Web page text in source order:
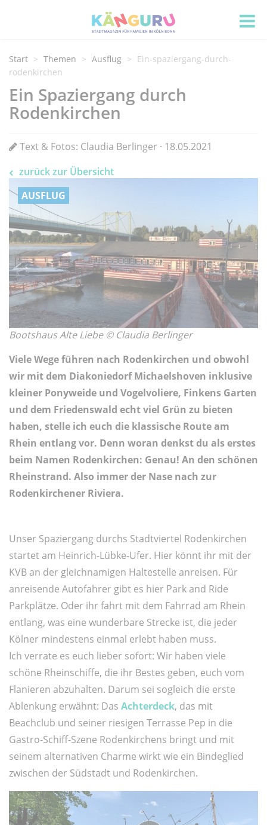
Start Themen Ausflug
Ein-spaziergang-durch-
rodenkirchen
Ein Spaziergang durch
Rodenkirchen
Text & Fotos: Claudia Berlinger · 18.05.2021
zurück zur Übersicht
AUSFLUG
Bootshaus Alte Liebe © Claudia Berlinger
Viele Wege führen nach Rodenkirchen und obwohl
wir mit dem Diakoniedorf Michaelshoven inklusive
kleiner Ponyweide und Vogelvoliere, Finkens Garten
und dem Friedenswald echt viel Grün zu bieten
haben, stelle ich euch die klassische Route am
Rhein entlang vor. Denn woran denkst du als erstes
beim Namen Rodenkirchen: Genau! An den schönen
Rheinstrand. Also immer der Nase nach zur
Rodenkirchener Riviera.
Unser Spaziergang durchs Stadtviertel Rodenkirchen
startet am Heinrich-Lübke-Ufer. Hier könnt ihr mit der
KVB an der gleichnamigen Haltestelle anreisen. Für
anreisende Autofahrer gibt es hier Park and Ride
Parkplätze. Oder ihr fahrt mit dem Fahrrad am Rhein
entlang, was eine wunderbare Strecke ist, die jeder
Kölner mindestens einmal erlebt haben muss.
Ich verrate es euch lieber sofort: Wir haben viele
schöne Rheinschiffe, die ihr Bestes geben, euch vom
Flanieren abzuhalten. Darum sei sogleich die erste
Ablenkung erwähnt: Das Achterdeck, das mit
Beachclub und seiner riesigen Terrasse Pep in die
Gastro-Schiff-Szene Rodenkirchens bringt und mit
seinem alternativen Charme wirkt wie ein Bindeglied
zwischen der Südstadt und Rodenkirchen.